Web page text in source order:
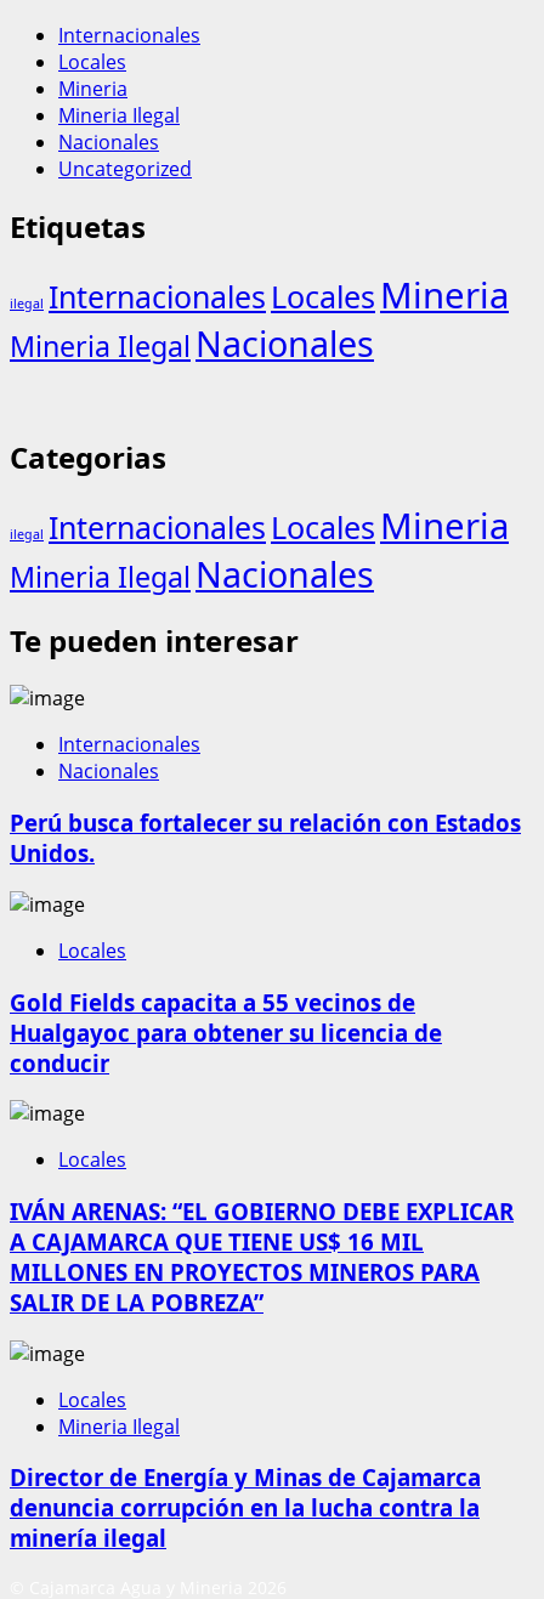
Internacionales
Locales
Mineria
Mineria Ilegal
Nacionales
Uncategorized
Etiquetas
ilegal Internacionales Locales Mineria
Mineria Ilegal Nacionales
Categorias
ilegal Internacionales Locales Mineria
Mineria Ilegal Nacionales
Te pueden interesar
Internacionales
Nacionales
Perú busca fortalecer su relación con Estados
Unidos.
Locales
Gold Fields capacita a 55 vecinos de
Hualgayoc para obtener su licencia de
conducir
Locales
IVÁN ARENAS: “EL GOBIERNO DEBE EXPLICAR
A CAJAMARCA QUE TIENE US$ 16 MIL
MILLONES EN PROYECTOS MINEROS PARA
SALIR DE LA POBREZA”
Locales
Mineria Ilegal
Director de Energía y Minas de Cajamarca
denuncia corrupción en la lucha contra la
minería ilegal